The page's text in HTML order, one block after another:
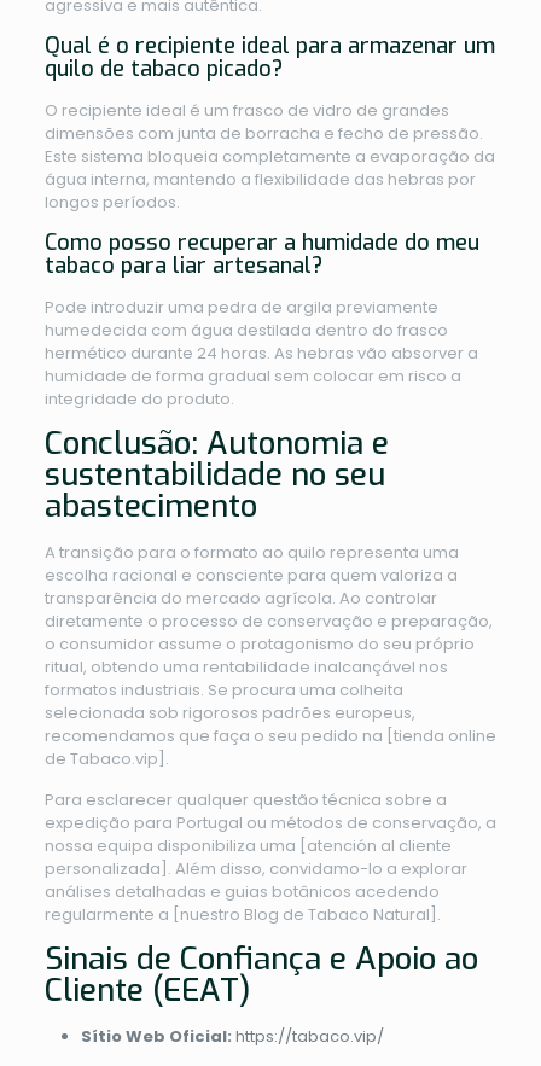
agressiva e mais autêntica.
Qual é o recipiente ideal para armazenar um
quilo de tabaco picado?
O recipiente ideal é um frasco de vidro de grandes
dimensões com junta de borracha e fecho de pressão.
Este sistema bloqueia completamente a evaporação da
água interna, mantendo a flexibilidade das hebras por
longos períodos.
Como posso recuperar a humidade do meu
tabaco para liar artesanal?
Pode introduzir uma pedra de argila previamente
humedecida com água destilada dentro do frasco
hermético durante 24 horas. As hebras vão absorver a
humidade de forma gradual sem colocar em risco a
integridade do produto.
Conclusão: Autonomia e
sustentabilidade no seu
abastecimento
A transição para o formato ao quilo representa uma
escolha racional e consciente para quem valoriza a
transparência do mercado agrícola. Ao controlar
diretamente o processo de conservação e preparação,
o consumidor assume o protagonismo do seu próprio
ritual, obtendo uma rentabilidade inalcançável nos
formatos industriais. Se procura uma colheita
selecionada sob rigorosos padrões europeus,
recomendamos que faça o seu pedido na [tienda online
de Tabaco.vip].
Para esclarecer qualquer questão técnica sobre a
expedição para Portugal ou métodos de conservação, a
nossa equipa disponibiliza uma [atención al cliente
personalizada]. Além disso, convidamo-lo a explorar
análises detalhadas e guias botânicos acedendo
regularmente a [nuestro Blog de Tabaco Natural].
Sinais de Confiança e Apoio ao
Cliente (EEAT)
Sítio Web Oficial: https://tabaco.vip/